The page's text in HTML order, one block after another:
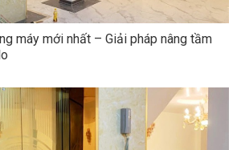
máy mới nhất – Giải pháp nâng tầm